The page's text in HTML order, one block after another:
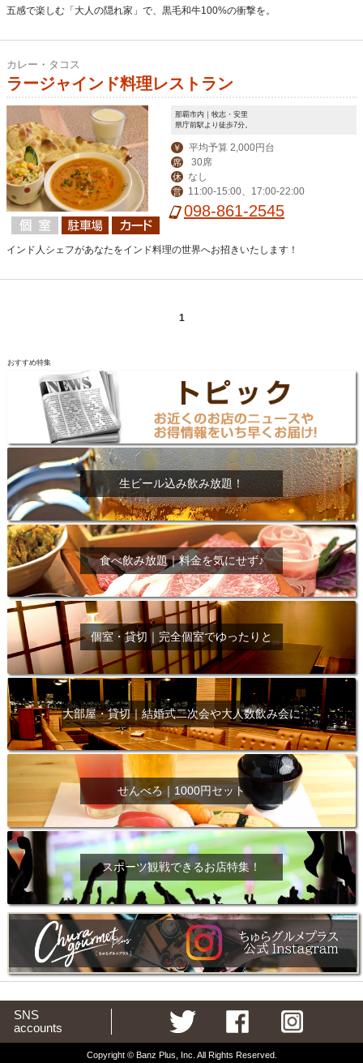
五感で楽しむ「大人の隠れ家」で、黒毛和牛100%の衝撃を。
カレー・タコス
ラージャインド料理レストラン
那覇市内｜牧志・安里
県庁前駅より徒歩7分。
￥ 平均予算 2,000円台
席 30席
休 なし
営 11:00-15:00、17:00-22:00
098-861-2545
インド人シェフがあなたをインド料理の世界へお招きいたします！
1
おすすめ特集
生ビール込み飲み放題！
食べ飲み放題｜料金を気にせず♪
個室・貸切｜完全個室でゆったりと
大部屋・貸切｜結婚式二次会や大人数飲み会に
せんべろ｜1000円セット
スポーツ観戦できるお店特集！
SNS
accounts
Copyright © Banz Plus, Inc. All Rights Reserved.